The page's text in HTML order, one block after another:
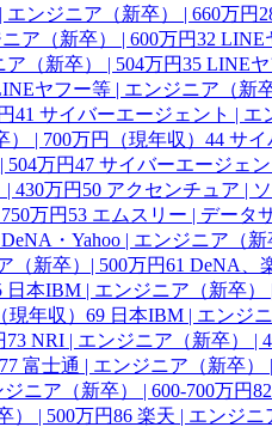
エンジニア（新卒） | 660万円
ア（新卒） | 600万円32 LINE
（新卒） | 504万円35 LINE
ヤフー等 | エンジニア（新
41 サイバーエージェント | エ
| 700万円（現年収） 44 サイ
万円47 サイバーエージェ
430万円 50 アクセンチュア |
万円 53 エムスリー | データ
DeNA・Yahoo | エンジニア（新
（新卒）| 500万円61 DeNA、
日本IBM | エンジニア（新卒）
年収） 69 日本IBM | エンジ
73 NRI | エンジニア（新卒） |
77 富士通 | エンジニア（新卒）
ジニア（新卒） | 600-700万円82
） | 500万円86 楽天 | エンジニ